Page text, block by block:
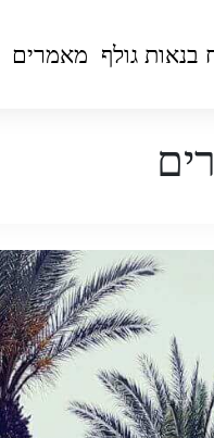
בנאות גולף מאמרים